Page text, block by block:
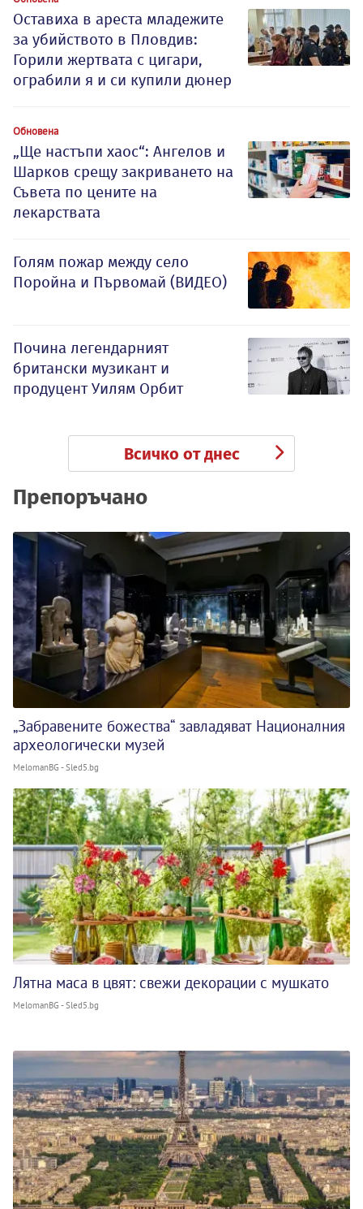
Оставиха в ареста младежите
за убийството в Пловдив:
Горили жертвата с цигари,
ограбили я и си купили дюнер
Обновена
„Ще настъпи хаос“: Ангелов и
Шарков срещу закриването на
Съвета по цените на
лекарствата
Голям пожар между село
Поройна и Първомай (ВИДЕО)
Почина легендарният
британски музикант и
продуцент Уилям Орбит
Всичко от днес
Препоръчано
„Забравените божества“ завладяват Националния
археологически музей
MelomanBG - Sled5.bg
Лятна маса в цвят: свежи декорации с мушкато
MelomanBG - Sled5.bg